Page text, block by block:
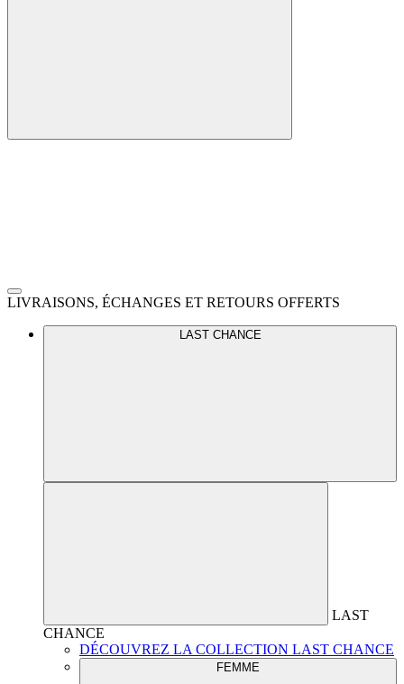
LIVRAISONS, ÉCHANGES ET RETOURS OFFERTS
LAST CHANCE
LAST
CHANCE
DÉCOUVREZ LA COLLECTION LAST CHANCE
FEMME